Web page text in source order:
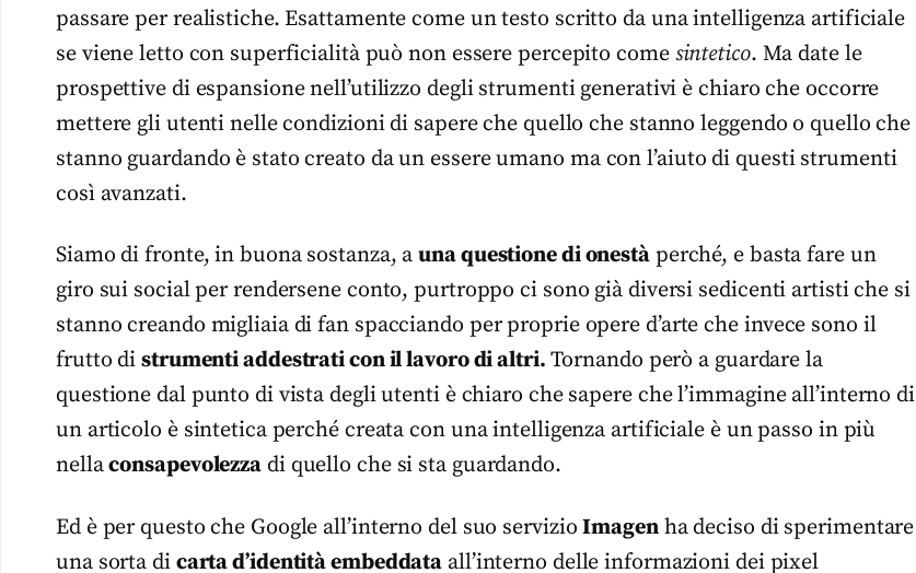
passare per realistiche. Esattamente come un testo scritto da una intelligenza artificiale
se viene letto con superficialità può non essere percepito come sintetico. Ma date le
prospettive di espansione nell’utilizzo degli strumenti generativi è chiaro che occorre
mettere gli utenti nelle condizioni di sapere che quello che stanno leggendo o quello che
stanno guardando è stato creato da un essere umano ma con l’aiuto di questi strumenti
così avanzati.
Siamo di fronte, in buona sostanza, auna questione di onestàperché, e basta fare un
giro sui social per rendersene conto, purtroppo ci sono già diversi sedicenti artisti che si
stanno creando migliaia di fan spacciando per proprie opere d’arte che invece sono il
frutto distrumenti addestrati con il lavoro di altri. Tornando però a guardare la
questione dal punto di vista degli utenti è chiaro che sapere che l’immagine all’interno di
un articolo è sintetica perché creata con una intelligenza artificiale è un passo in più
nellaconsapevolezza di quello che si sta guardando.
Ed è per questo che Google all’interno del suo servizioImagenha deciso di sperimentare
una sorta di carta d’identità embeddata all’interno delle informazioni dei pixel